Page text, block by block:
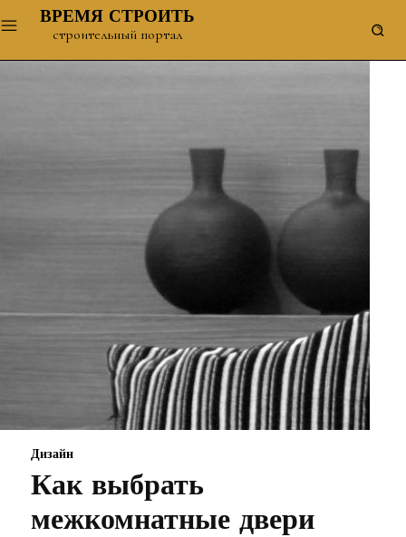
ВРЕМЯ СТРОИТЬ
строительный портал
Дизайн
Как выбрать
межкомнатные двери